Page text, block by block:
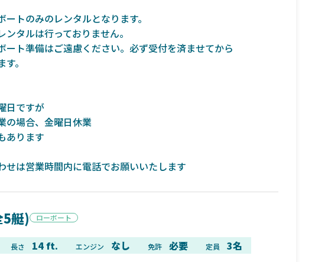
トのみのレンタルとなります。
ンタルは行っておりません。
ート準備はご遠慮ください。必ず受付を済ませてから
。
ですが
の場合、金曜日休業
あります
せは営業時間内に電話でお願いいたします
艇) ローボート
長さ 14 ft. エンジン なし 免許 必要 定員 3名
ンチ トリプルショ
ローランス イーグルアイ（EAGLE EYE）イ